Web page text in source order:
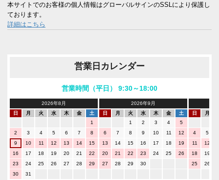
本サイトでのお客様の個人情報はグローバルサインのSSLにより保護し
ております。
詳細はこちら
営業日カレンダー
営業時間（平日） 9:30～18:00
2026年8月
日
月 火 水 木 金
土
1
2
3 4 5 6 7
8
9
10 11 12 13 14
15
16
17 18 19 20 21
22
23
24 25 26 27 28
29
30
31
2026年9月
日
月 火 水 木 金
土
1
2 3 4
5
6
7 8 9 10 11
12
13
14 15 16 17 18
19
20
21 22 23 24 25
26
27
28 29 30
日 月
4 5
11
12
18
19
25
26